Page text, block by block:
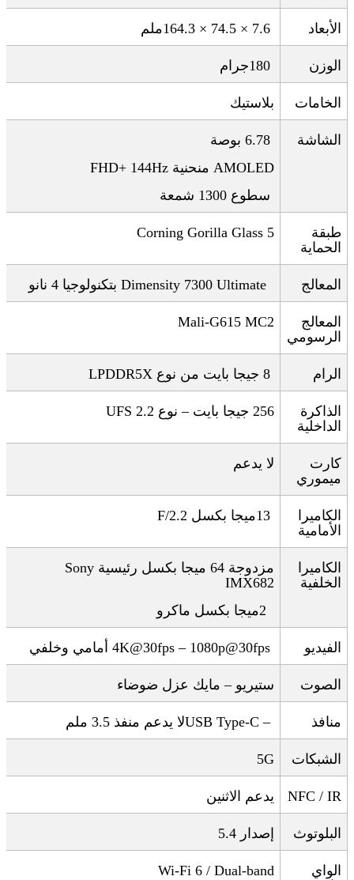
الأبعاد 164.3 × 74.5 × 7.6ملم
الوزن 180جرام
الخامات بلاستيك
الشاشة 6.78 بوصة
AMOLED منحنيةFHD+ 144Hz
سطوع 1300 شمعة
طبقة
الحماية
Corning Gorilla Glass 5
المعالج Dimensity 7300 Ultimate بتكنولوجيا 4 نانو
المعالج
الرسومي
Mali-G615 MC2
الرام 8 جيجا بايت من نوع LPDDR5X
الذاكرة
الداخلية
256 جيجا بايت – نوع UFS 2.2
كارت
ميموري
لا يدعم
الكاميرا
الأمامية
13ميجا بكسل F/2.2
الكاميرا
الخلفية
مزدوجة 64 ميجا بكسل رئيسية
Sony
IMX682
2ميجا بكسل ماكرو
الفيديو 4K@30fps – 1080p@30fps أمامي وخلفي
الصوت ستيريو – مايك عزل ضوضاء
منافذ USB Type-C –لا يدعم منفذ 3.5 ملم
الشبكات 5G
NFC / IR يدعم الاثنين
البلوتوث إصدار 5.4
الواي
Wi-Fi 6 / Dual-band